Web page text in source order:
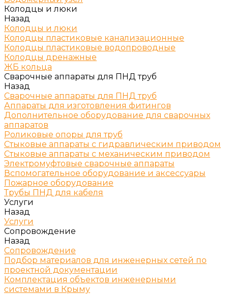
Колодцы и люки
Назад
Колодцы и люки
Колодцы пластиковые канализационные
Колодцы пластиковые водопроводные
Колодцы дренажные
ЖБ кольца
Сварочные аппараты для ПНД труб
Назад
Сварочные аппараты для ПНД труб
Аппараты для изготовления фитингов
Дополнительное оборудование для сварочных
аппаратов
Роликовые опоры для труб
Стыковые аппараты с гидравлическим приводом
Стыковые аппараты с механическим приводом
Электромуфтовые сварочные аппараты
Вспомогательное оборудование и аксессуары
Пожарное оборудование
Трубы ПНД для кабеля
Услуги
Назад
Услуги
Сопровождение
Назад
Сопровождение
Подбор материалов для инженерных сетей по
проектной документации
Комплектация объектов инженерными
системами в Крыму